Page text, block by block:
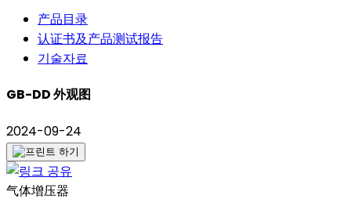
产品目录
认证书及产品测试报告
기술자료
GB-DD 外观图
2024-09-24
气体增压器